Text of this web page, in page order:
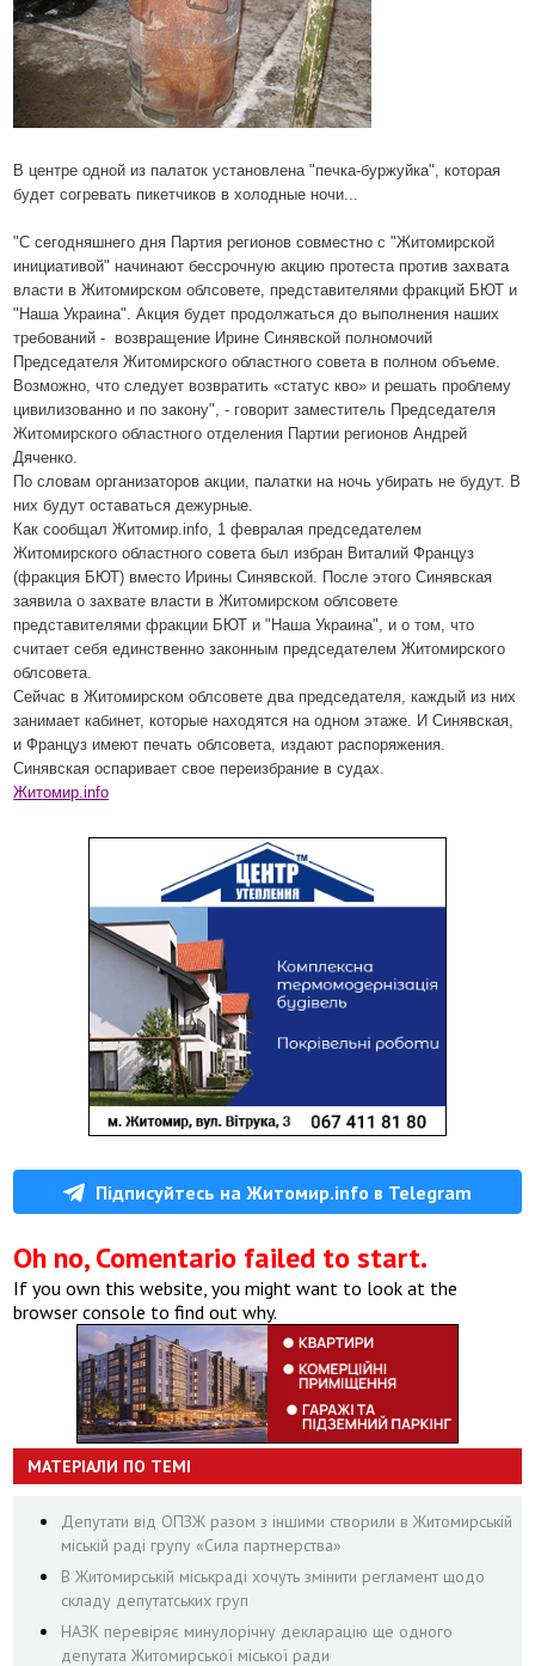
В центре одной из палаток установлена "печка-буржуйка", которая
будет согревать пикетчиков в холодные ночи...
"С сегодняшнего дня Партия регионов совместно с "Житомирской
инициативой" начинают бессрочную акцию протеста против захвата
власти в Житомирском облсовете, представителями фракций БЮТ и
"Наша Украина". Акция будет продолжаться до выполнения наших
требований - возвращение Ирине Синявской полномочий
Председателя Житомирского областного совета в полном объеме.
Возможно, что следует возвратить «статус кво» и решать проблему
цивилизованно и по закону", - говорит заместитель Председателя
Житомирского областного отделения Партии регионов Андрей
Дяченко.
По словам организаторов акции, палатки на ночь убирать не будут. В
них будут оставаться дежурные.
Как сообщал Житомир.info, 1 февралая председателем
Житомирского областного совета был избран Виталий Француз
(фракция БЮТ) вместо Ирины Синявской. После этого Синявская
заявила о захвате власти в Житомирском облсовете
представителями фракции БЮТ и "Наша Украина", и о том, что
считает себя единственно законным председателем Житомирского
облсовета.
Сейчас в Житомирском облсовете два председателя, каждый из них
занимает кабинет, которые находятся на одном этаже. И Синявская,
и Француз имеют печать облсовета, издают распоряжения.
Синявская оспаривает свое переизбрание в судах.
Житомир.info
Підписуйтесь на Житомир.info в Telegram
Oh no, Comentario failed to start.
If you own this website, you might want to look at the
browser console to find out why.
МАТЕРІАЛИ ПО ТЕМІ
Депутати від ОПЗЖ разом з іншими створили в Житомирській
міській раді групу «Сила партнерства»
В Житомирській міськраді хочуть змінити регламент щодо
складу депутатських груп
НАЗК перевіряє минулорічну декларацію ще одного
депутата Житомирської міської ради